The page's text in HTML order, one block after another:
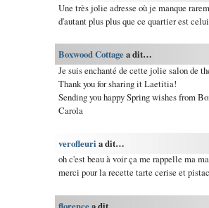
Une très jolie adresse où je manque
d'autant plus plus que ce quartier est
Boxwood Cottagea dit…
Je suis enchanté de cette jolie salon de
Thank you for sharing it Laetitia!
Sending you happy Spring wishes from
Carola
verofleuri a dit…
oh c'est beau à voir ça me rappelle ma
merci pour la recette tarte cerise et